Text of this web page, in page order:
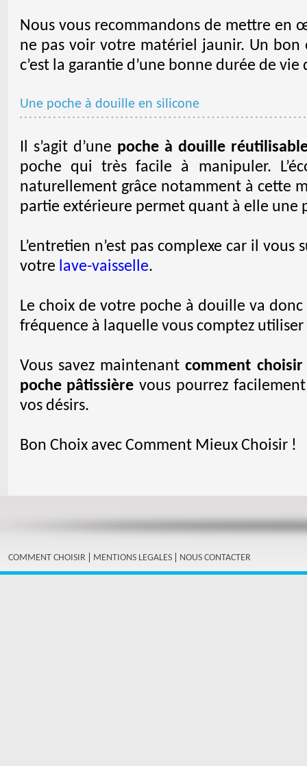
Nous vous recommandons de mettre en
ne pas voir votre matériel jaunir. Un
c’est la garantie d’une bonne durée de
Une poche à douille en silicone
Il s’agit d’une poche à douille
poche qui très facile à manipuler.
naturellement grâce notamment à cette
partie extérieure permet quant à elle une
L’entretien n’est pas complexe car il
votre lave-vaisselle.
Le choix de votre poche à douille va
fréquence à laquelle vous comptez
Vous savez maintenantcomment
poche pâtissière vous pourrez
vos désirs.
Bon Choix avec Comment Mieux Choisir !
COMMENT CHOISIR | MENTIONS LEGALES | NOUS CONTACTER